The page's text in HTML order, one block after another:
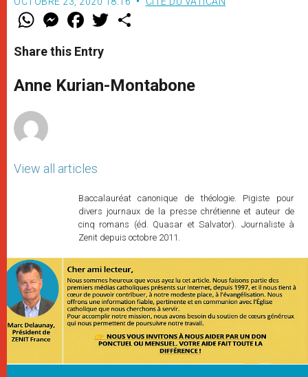
W
t
s
p
p
M
e
s
e
g
e
F
a
e
b
o
k
w
r
Share this Entry
Anne Kurian-Montabone
View all articles
Baccalauréat canonique de théologie. Pigiste pour
divers journaux de la presse chrétienne et auteur de
cinq romans (éd. Quasar et Salvator). Journaliste à
Zenit depuis octobre 2011.